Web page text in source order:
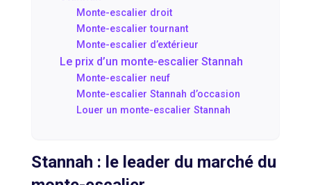
Monte-escalier droit
Monte-escalier tournant
Monte-escalier d’extérieur
Le prix d’un monte-escalier Stannah
Monte-escalier neuf
Monte-escalier Stannah d’occasion
Louer un monte-escalier Stannah
Stannah : le leader du marché du